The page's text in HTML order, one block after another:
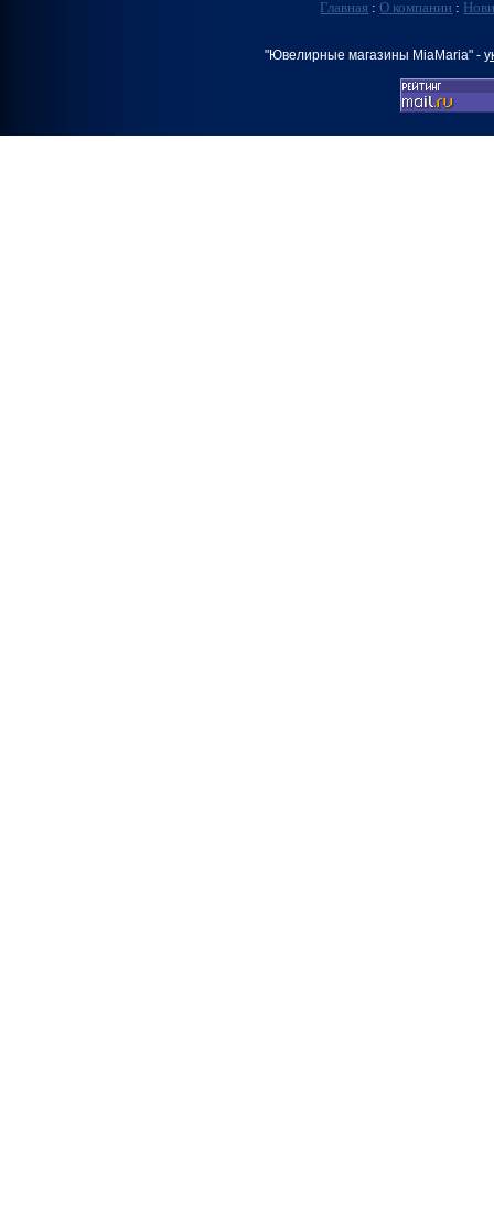
Главная :О компании :
"Ювелирные магазины MiaMaria" -